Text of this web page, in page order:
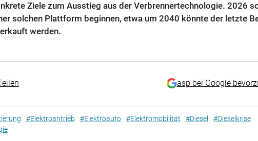
Ziele zum Ausstieg aus der Verbrennertechnologie. 2026
solchen Plattform beginnen, etwa um 2040 könnte der letzte
werden.
asp bei Google
#Elektroantrieb #Elektroauto #Elektromobilität #Diesel
#Dieselkrise